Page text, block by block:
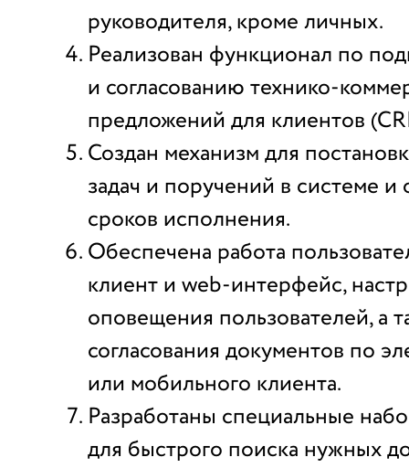
руководителя, кроме личных.
Реализован функционал по
и согласованию технико-
предложений для клиентов
Создан механизм для
задач и поручений в системе и
сроков исполнения.
Обеспечена работа
клиент и web-интерфейс,
оповещения пользователей, а
согласования документов по
или мобильного клиента.
Разработаны специальные
для быстрого поиска нужных